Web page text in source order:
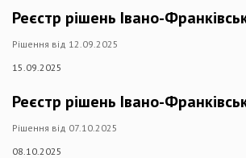
Реєстр рішень Івано-
Рішення від 12.09.2025
15.09.2025
Реєстр рішень Івано-
Рішення від 07.10.2025
08.10.2025